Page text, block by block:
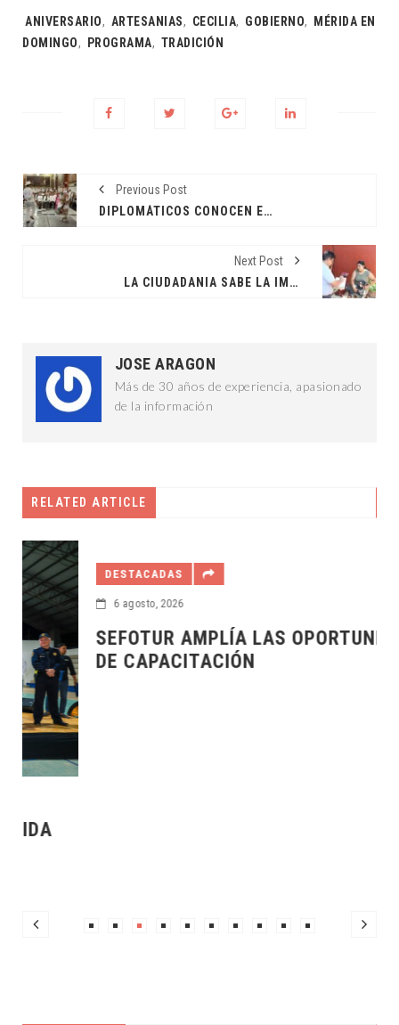
Tags:
ANIVERSARIO, ARTESANIAS, CECILIA, GOBIERNO,
MÉRIDA EN
DOMINGO, PROGRAMA, TRADICIÓN
Previous Post
DIPLOMÁTICOS CONOCEN EL POTENCIAL DE YUCATÁN
Next Post
LA CIUDADANIA SABE LA IMPORTANCIA DE LA ESTERILIZACIÓN: JCRM
JOSE ARAGON
Más de 30 años de experiencia, apasionado
de la información
RELATED ARTICLE
DESTACADAS
6 agosto, 2026
SEFOTUR AMPLÍA LAS OPORTUNIDADES
DE CAPACITACIÓN